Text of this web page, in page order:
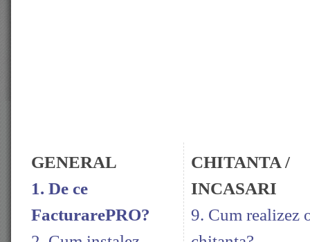
GENERAL
1. De ce
FacturarePRO?
CHITANTA /
INCASARI
9. Cum realizez